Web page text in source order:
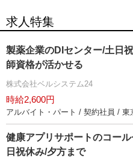
求人特集
製薬企業のDIセンター/土日
師資格が活かせる
株式会社ベルシステム24
時給2,600円
アルバイト・パート / 契約社員 / 東
健康アプリサポートのコー
日祝休み/夕方まで